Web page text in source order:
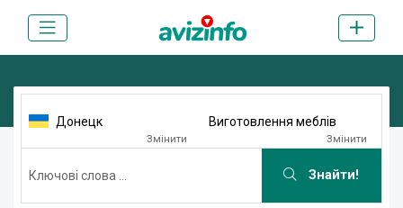
Донецк
Змінити
Виготовлення меблів
Змінити
Знайти!